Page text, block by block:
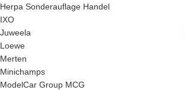
Herpa Sonderauflage Handel
IXO
Juweela
Loewe
Merten
Minichamps
ModelCar Group MCG